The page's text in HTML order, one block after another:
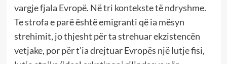
vargje fjala Evropë. Në tri kontekste të ndryshme.
Te strofa e parë është emigranti që ia mësyn
strehimit, jo thjesht për ta strehuar ekzistencën
vetjake, por për t’ia drejtuar Evropës një lutje fisi,